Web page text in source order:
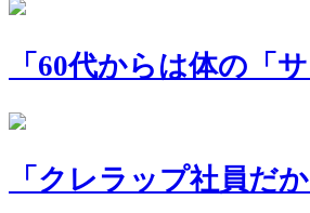
「60代からは体の「
「クレラップ社員だ